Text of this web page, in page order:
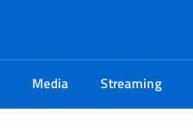
Media Streaming